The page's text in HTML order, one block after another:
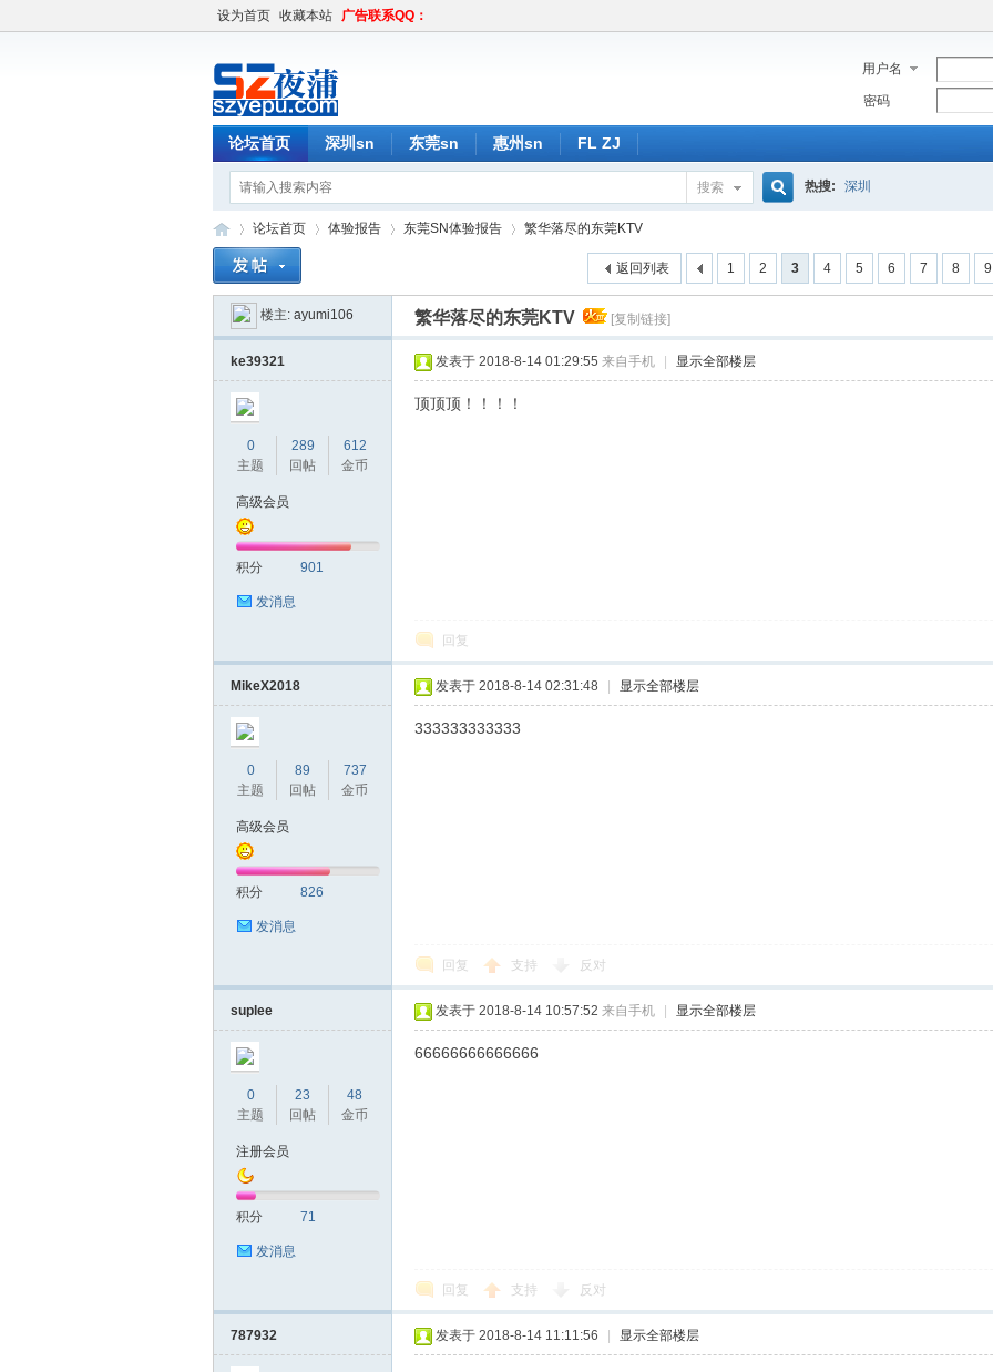
设为首页 收藏本站 广告联系QQ：
用户名
密码
论坛首页 深圳sn 东莞sn 惠州sn FL ZJ
搜索 热搜: 深圳
夜
»
论坛首页
›
体验报告 东莞SN体验报告
›
繁华落尽的东莞KTV
1 2 3 4 5 6 7 8 9
返回列表
楼主: ayumi106 繁华落尽的东莞KTV [复制链接]
ke39321
0
主题
289
回帖
612
金币
高级会员
积分 901
发消息
发表于 2018-8-14 01:29:55 来自手机 显示全部楼层
顶顶顶！！！！
回复
MikeX2018
0
主题
89
回帖
737
金币
高级会员
积分 826
发消息
发表于 2018-8-14 02:31:48 显示全部楼层
333333333333
回复 支持 反对
suplee
0
主题
23
回帖
48
金币
注册会员
积分 71
发消息
发表于 2018-8-14 10:57:52 来自手机 显示全部楼层
66666666666666
回复 支持 反对
787932 发表于 2018-8-14 11:11:56 显示全部楼层